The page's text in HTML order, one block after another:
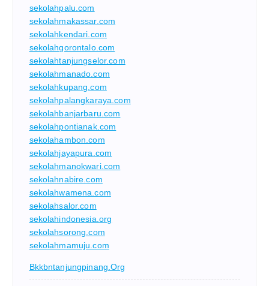
sekolahpalu.com
sekolahmakassar.com
sekolahkendari.com
sekolahgorontalo.com
sekolahtanjungselor.com
sekolahmanado.com
sekolahkupang.com
sekolahpalangkaraya.com
sekolahbanjarbaru.com
sekolahpontianak.com
sekolahambon.com
sekolahjayapura.com
sekolahmanokwari.com
sekolahnabire.com
sekolahwamena.com
sekolahsalor.com
sekolahindonesia.org
sekolahsorong.com
sekolahmamuju.com
Bkkbntanjungpinang.org